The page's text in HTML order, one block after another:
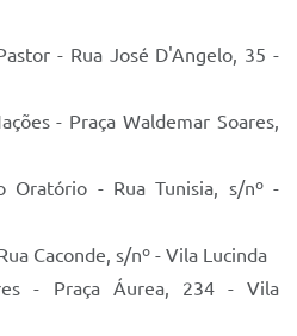
- Rua José D'Angelo, 35 -
- Praça Waldemar Soares,
Oratório - Rua Tunisia, s/nº -
Caconde, s/nº - Vila Lucinda
- Praça Áurea, 234 - Vila